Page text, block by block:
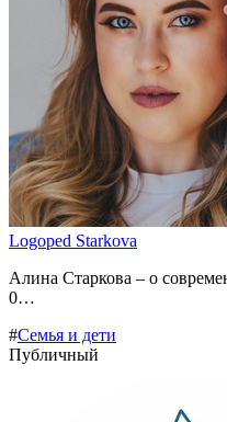
Logoped Starkova
Алина Старкова – о
0…
#Семья и дети
Публичный